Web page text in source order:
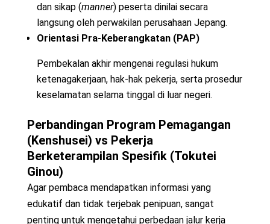
dan sikap (manner) peserta dinilai secara
langsung oleh perwakilan perusahaan Jepang.
Orientasi Pra-Keberangkatan (PAP)
Pembekalan akhir mengenai regulasi hukum
ketenagakerjaan, hak-hak pekerja, serta prosedur
keselamatan selama tinggal di luar negeri.
Perbandingan Program Pemagangan
(Kenshusei) vs Pekerja
Berketerampilan Spesifik (Tokutei
Ginou)
Agar pembaca mendapatkan informasi yang
edukatif dan tidak terjebak penipuan, sangat
penting untuk mengetahui perbedaan jalur kerja